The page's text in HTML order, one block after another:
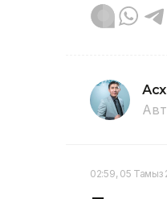
02:59, 05 Тамыз